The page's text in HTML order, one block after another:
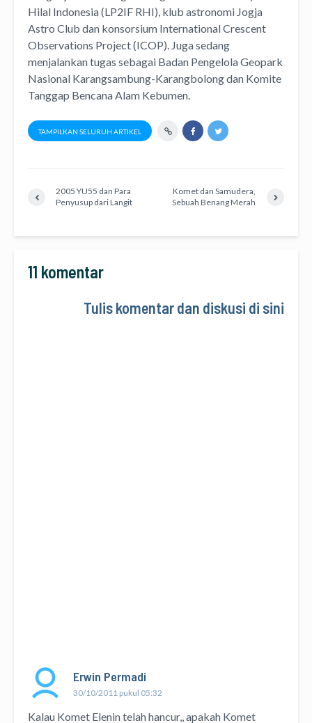
Hilal Indonesia (LP2IF RHI), klub astronomi Jogja
Astro Club dan konsorsium International Crescent
Observations Project (ICOP). Juga sedang
menjalankan tugas sebagai Badan Pengelola Geopark
Nasional Karangsambung-Karangbolong dan Komite
Tanggap Bencana Alam Kebumen.
TAMPILKAN SELURUH ARTIKEL
2005 YU55 dan Para
Penyusup dari Langit
Komet dan Samudera,
Sebuah Benang Merah
11 komentar
Tulis komentar dan diskusi di sini
Erwin Permadi
30/10/2011 pukul 05:32
Kalau Komet Elenin telah hancur,, apakah Komet